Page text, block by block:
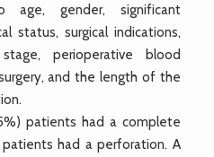
age, gender, significant
status, surgical indications,
perioperative blood
and the length of the
patients had a complete
had a perforation. A